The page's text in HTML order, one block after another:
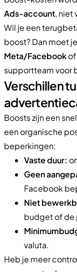
Ads-account, niet
Wil je een
boost? Dan moet
Meta/Facebook
supportteam voor
Verschillen
Boosts zijn een
een organische
beperkingen:
Vaste duur:
Geen
Facebook
Niet
budget of de
valuta.
Heb je meer